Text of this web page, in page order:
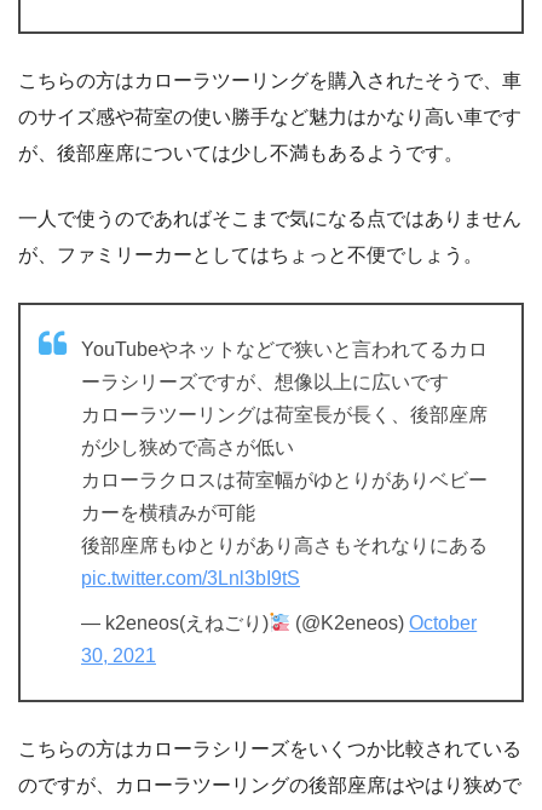
こちらの方はカローラツーリングを購入されたそうで、車
のサイズ感や荷室の使い勝手など魅力はかなり高い車です
が、後部座席については少し不満もあるようです。
一人で使うのであればそこまで気になる点ではありません
が、ファミリーカーとしてはちょっと不便でしょう。
YouTubeやネットなどで狭いと言われてるカロ
ーラシリーズですが、想像以上に広いです
カローラツーリングは荷室長が長く、後部座席
が少し狭めで高さが低い
カローラクロスは荷室幅がゆとりがありベビー
カーを横積みが可能
後部座席もゆとりがあり高さもそれなりにある
pic.twitter.com/3Lnl3bI9tS
— k2eneos(えねごり) (@K2eneos)October
30, 2021
こちらの方はカローラシリーズをいくつか比較されている
のですが、カローラツーリングの後部座席はやはり狭めで